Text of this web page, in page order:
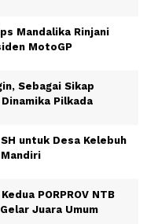
Mandalika Rinjani
MotoGP
Sebagai Sikap
Pilkada
untuk Desa Kelebuh
PORPROV NTB
Juara Umum